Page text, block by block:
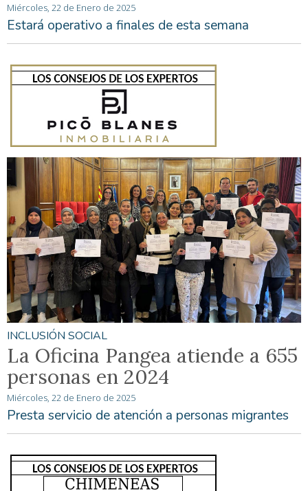
Miércoles, 22 de Enero de 2025
Estará operativo a finales de esta semana
INCLUSIÓN SOCIAL
La Oficina Pangea atiende a 655
personas en 2024
Miércoles, 22 de Enero de 2025
Presta servicio de atención a personas migrantes